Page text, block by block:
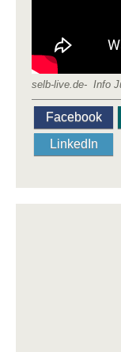
selb-live.de- Info
Facebook
LinkedIn